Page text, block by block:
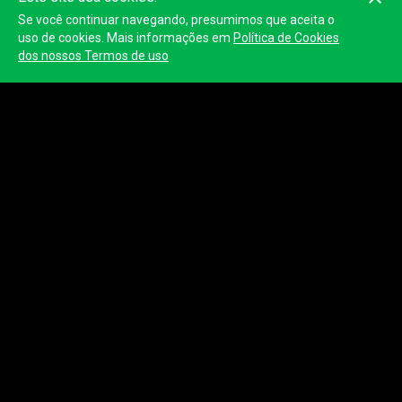
Se você continuar navegando, presumimos que aceita o
uso de cookies. Mais informações em Política de Cookies
dos nossos Termos de uso